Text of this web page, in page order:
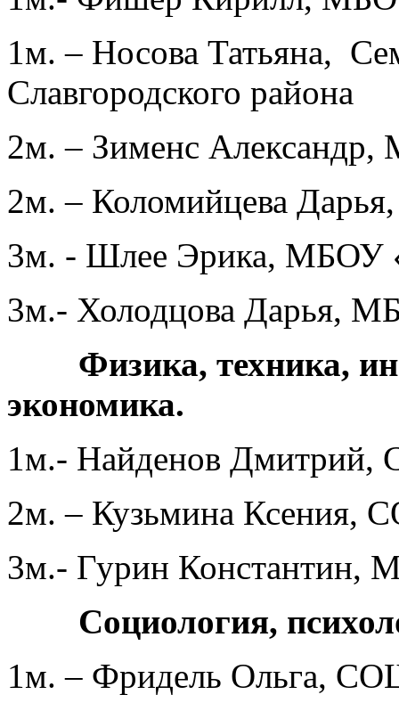
1м. – Носова Татьяна,
Славгородского района
2м. – Зименс
2м. – Коломийцева
3м. - Шлее Эрика, МБОУ
3м.- Холодцова Дарья,
Физика, техника,
экономика.
1м.- Найденов
2м. – Кузьмина Ксения,
3м.- Гурин
Социология,
1м. – Фридель Ольга,